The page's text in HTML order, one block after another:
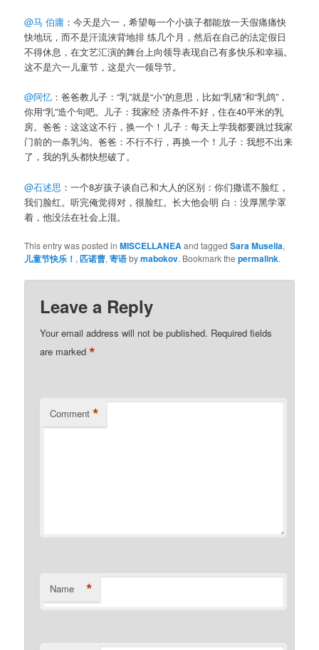
@马 伯庸 ：今天是六一，希望每一个小孩子都能放一天假痛痛快
快地玩，而不是汗流浃背地排 练几个月，然后在自己的法定假日
不得休息，在文艺汇演的舞台上向领导表现自己有多快乐和幸福。
这不是六一儿童节，这是六一领导节。
@阿忆 ：爸爸教儿子：“乳”就是“小”的意思，比如“乳猪”和“乳鸽”，
你用“乳”造个句吧。儿子：我家经 济条件不好，住在40平米的乳
房。爸爸：这这这不行，换一个！儿子：每天上学我都要跳过我家
门前的一条乳沟。爸爸：不行不行，再换一个！儿子：我想不出来
了，我的乳头都快想破了。
@石述思 ：一个8岁孩子谈自己和大人的区别：你们撒谎不脸红，
我们脸红。听完俺觉得对，很脸红。长大他会明 白：没厚黑学罩
着，他没法在社会上混。
This entry was posted inMISCELLANEAand taggedSara Musella,
儿童节快乐！ ,匹诺曹,寄语bymabokov. Bookmark thepermalink.
Leave a Reply
Your email address will not be published. Required fields
are marked*
Comment *
Name *